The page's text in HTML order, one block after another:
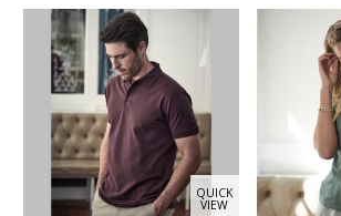
QUICK
VIEW